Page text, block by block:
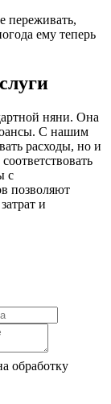
переживать,
ему теперь
няни. Она
С нашим
расходы, но и
с
позволяют
и
обработку